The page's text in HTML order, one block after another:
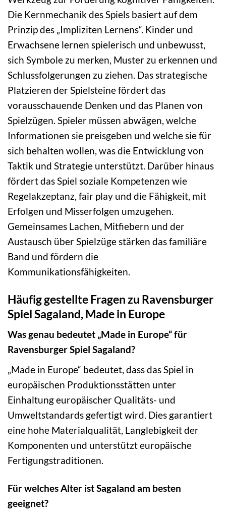
Die Kernmechanik des Spiels basiert auf dem
Prinzip des „Impliziten Lernens“. Kinder und
Erwachsene lernen spielerisch und unbewusst,
sich Symbole zu merken, Muster zu erkennen und
Schlussfolgerungen zu ziehen. Das strategische
Platzieren der Spielsteine fördert das
vorausschauende Denken und das Planen von
Spielzügen. Spieler müssen abwägen, welche
Informationen sie preisgeben und welche sie für
sich behalten wollen, was die Entwicklung von
Taktik und Strategie unterstützt. Darüber hinaus
fördert das Spiel soziale Kompetenzen wie
Regelakzeptanz, fair play und die Fähigkeit, mit
Erfolgen und Misserfolgen umzugehen.
Gemeinsames Lachen, Mitfiebern und der
Austausch über Spielzüge stärken das familiäre
Band und fördern die
Kommunikationsfähigkeiten.
Häufig gestellte Fragen zu Ravensburger
Spiel Sagaland, Made in Europe
Was genau bedeutet „Made in Europe“ für
Ravensburger Spiel Sagaland?
„Made in Europe“ bedeutet, dass das Spiel in
europäischen Produktionsstätten unter
Einhaltung europäischer Qualitäts- und
Umweltstandards gefertigt wird. Dies garantiert
eine hohe Materialqualität, Langlebigkeit der
Komponenten und unterstützt europäische
Fertigungstraditionen.
Für welches Alter ist Sagaland am besten
geeignet?